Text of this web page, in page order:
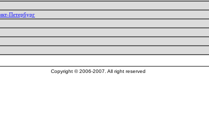
Петербург
Copyright © 2006-2007. All right reserved